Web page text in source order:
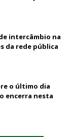
intercâmbio na
da rede pública
o último dia
encerra nesta